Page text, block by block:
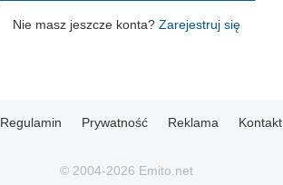
Nie masz jeszcze konta? Zarejestruj się
Regulamin Prywatność Reklama Kontakt
© 2004-2026 Emito.net